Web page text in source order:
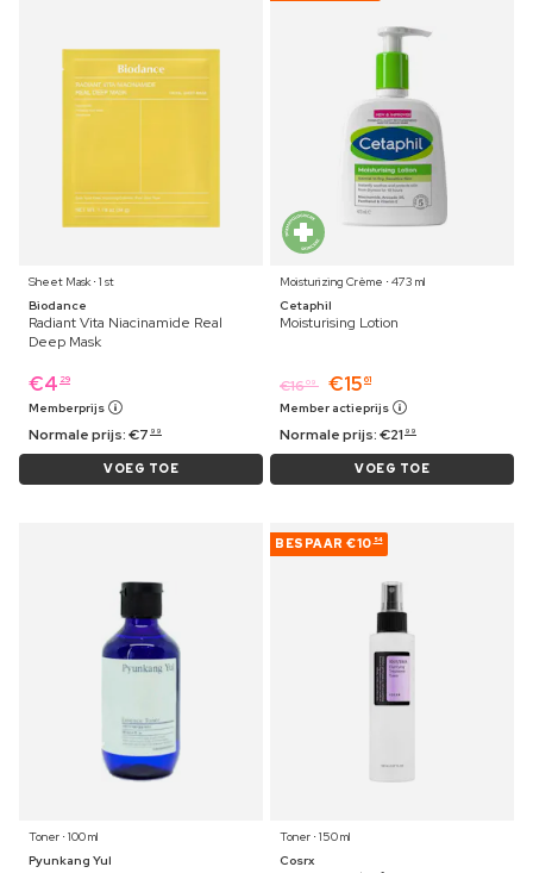
Sheet Mask ⋅ 1 st
Biodance
Radiant Vita Niacinamide Real
Deep Mask
€4 29
Memberprijs
Normale prijs:€7 99
VOEG TOE
Moisturizing Crème ⋅ 473 ml
Cetaphil
Moisturising Lotion
€1609 €15 61
Member actieprijs
Normale prijs:€21 99
VOEG TOE
Toner ⋅ 100 ml
Pyunkang Yul
BESPAAR €10 54
Toner ⋅ 150 ml
Cosrx